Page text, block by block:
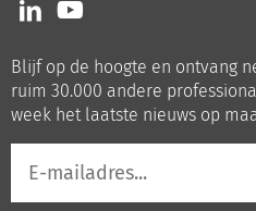
ons
LinkedIn
ons
Youtube
Blijf op de hoogte en ontvang
ruim 30.000 andere
week het laatste nieuws op
mailadres